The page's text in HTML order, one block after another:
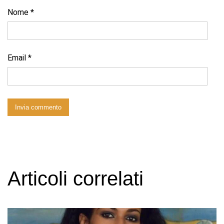
Nome *
Email *
Articoli correlati